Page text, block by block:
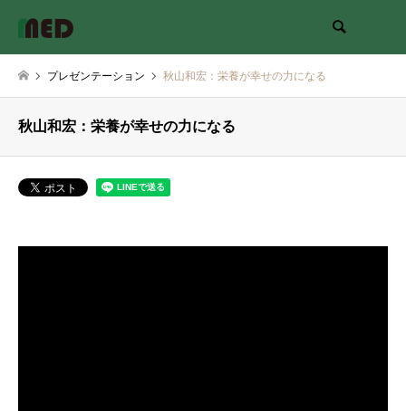
プレゼンテーション 秋山和宏：栄養が幸せの力になる
秋山和宏：栄養が幸せの力になる